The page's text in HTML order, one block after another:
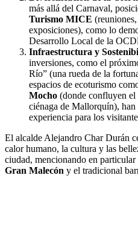
más allá del Carnaval,
Turismo MICE
exposiciones), como lo
Desarrollo Local de la
Infraestructura y
inversiones, como el
Río” (una rueda de la
espacios de ecoturismo
Mocho (donde confluyen
ciénaga de Mallorquín),
experiencia para los
El alcalde Alejandro Char Durán
calor humano, la cultura y las
ciudad, mencionando en
Gran Malecón y el tradicional